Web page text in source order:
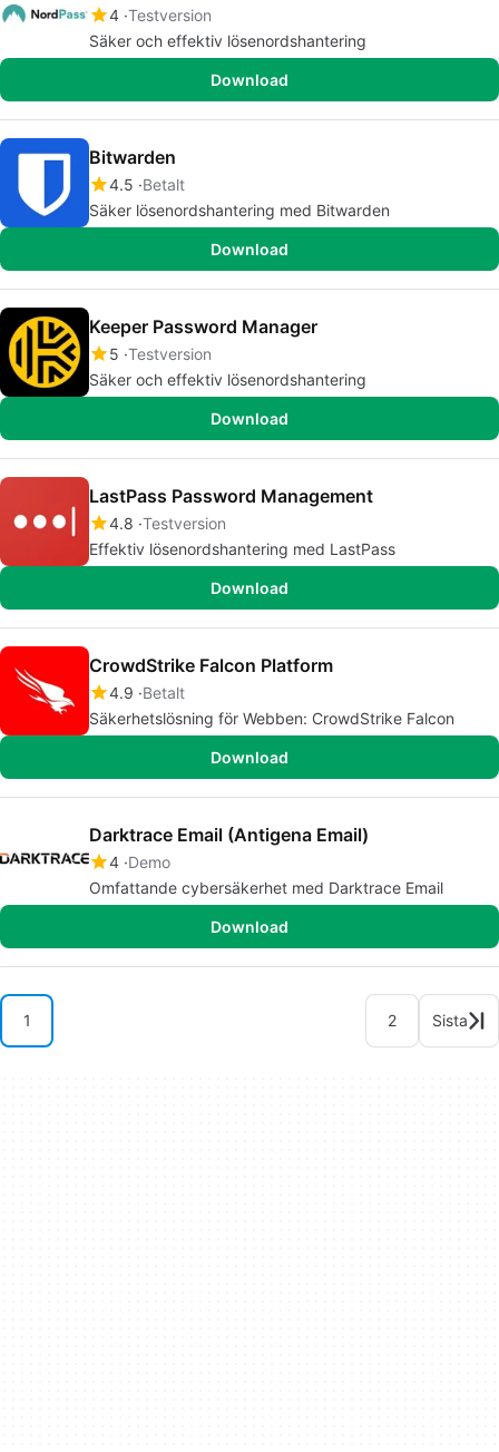
4 Testversion
Säker och effektiv lösenordshantering
Download
Bitwarden
4.5 Betalt
Säker lösenordshantering med Bitwarden
Download
Keeper Password Manager
5 Testversion
Säker och effektiv lösenordshantering
Download
LastPass Password Management
4.8 Testversion
Effektiv lösenordshantering med LastPass
Download
CrowdStrike Falcon Platform
4.9 Betalt
Säkerhetslösning för Webben: CrowdStrike Falcon
Download
Darktrace Email (Antigena Email)
4 Demo
Omfattande cybersäkerhet med Darktrace Email
Download
1 2 Sista